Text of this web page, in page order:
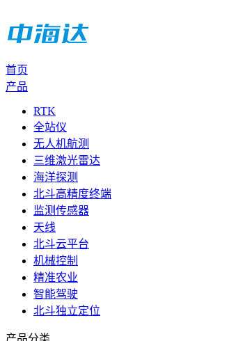
首页
产品
RTK
全站仪
无人机航测
三维激光雷达
海洋探测
北斗高精度终端
监测传感器
天线
北斗云平台
机械控制
精准农业
智能驾驶
北斗独立定位
产品分类